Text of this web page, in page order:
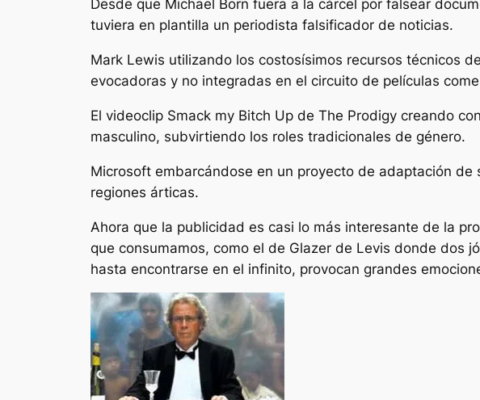
Desde que Michael Born fuera a la cárcel por falsear
tuviera en plantilla un periodista falsificador de noticias.
Mark Lewis utilizando los costosísimos recursos técnicos
evocadoras y no integradas en el circuito de películas
El videoclip Smack my Bitch Up de The Prodigy creando
masculino, subvirtiendo los roles tradicionales de género.
Microsoft embarcándose en un proyecto de adaptación
regiones árticas.
Ahora que la publicidad es casi lo más interesante de la
que consumamos, como el de Glazer de Levis donde dos
hasta encontrarse en el infinito, provocan grandes